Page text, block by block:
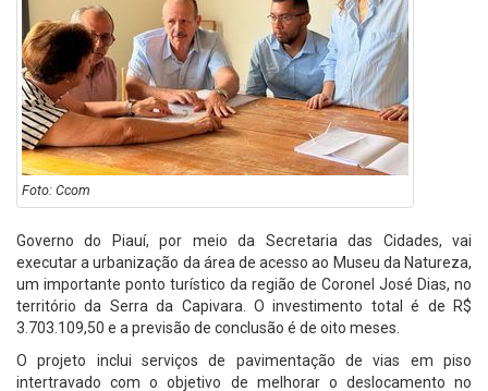
Foto: Ccom
Governo do Piauí, por meio da Secretaria das Cidades, vai
executar a urbanização da área de acesso ao Museu da Natureza,
um importante ponto turístico da região de Coronel José Dias, no
território da Serra da Capivara. O investimento total é de R$
3.703.109,50 e a previsão de conclusão é de oito meses.
O projeto inclui serviços de pavimentação de vias em piso
intertravado com o objetivo de melhorar o deslocamento no